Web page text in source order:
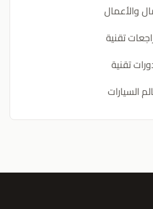
والأعمال
تقنية
تقنية
السيارات